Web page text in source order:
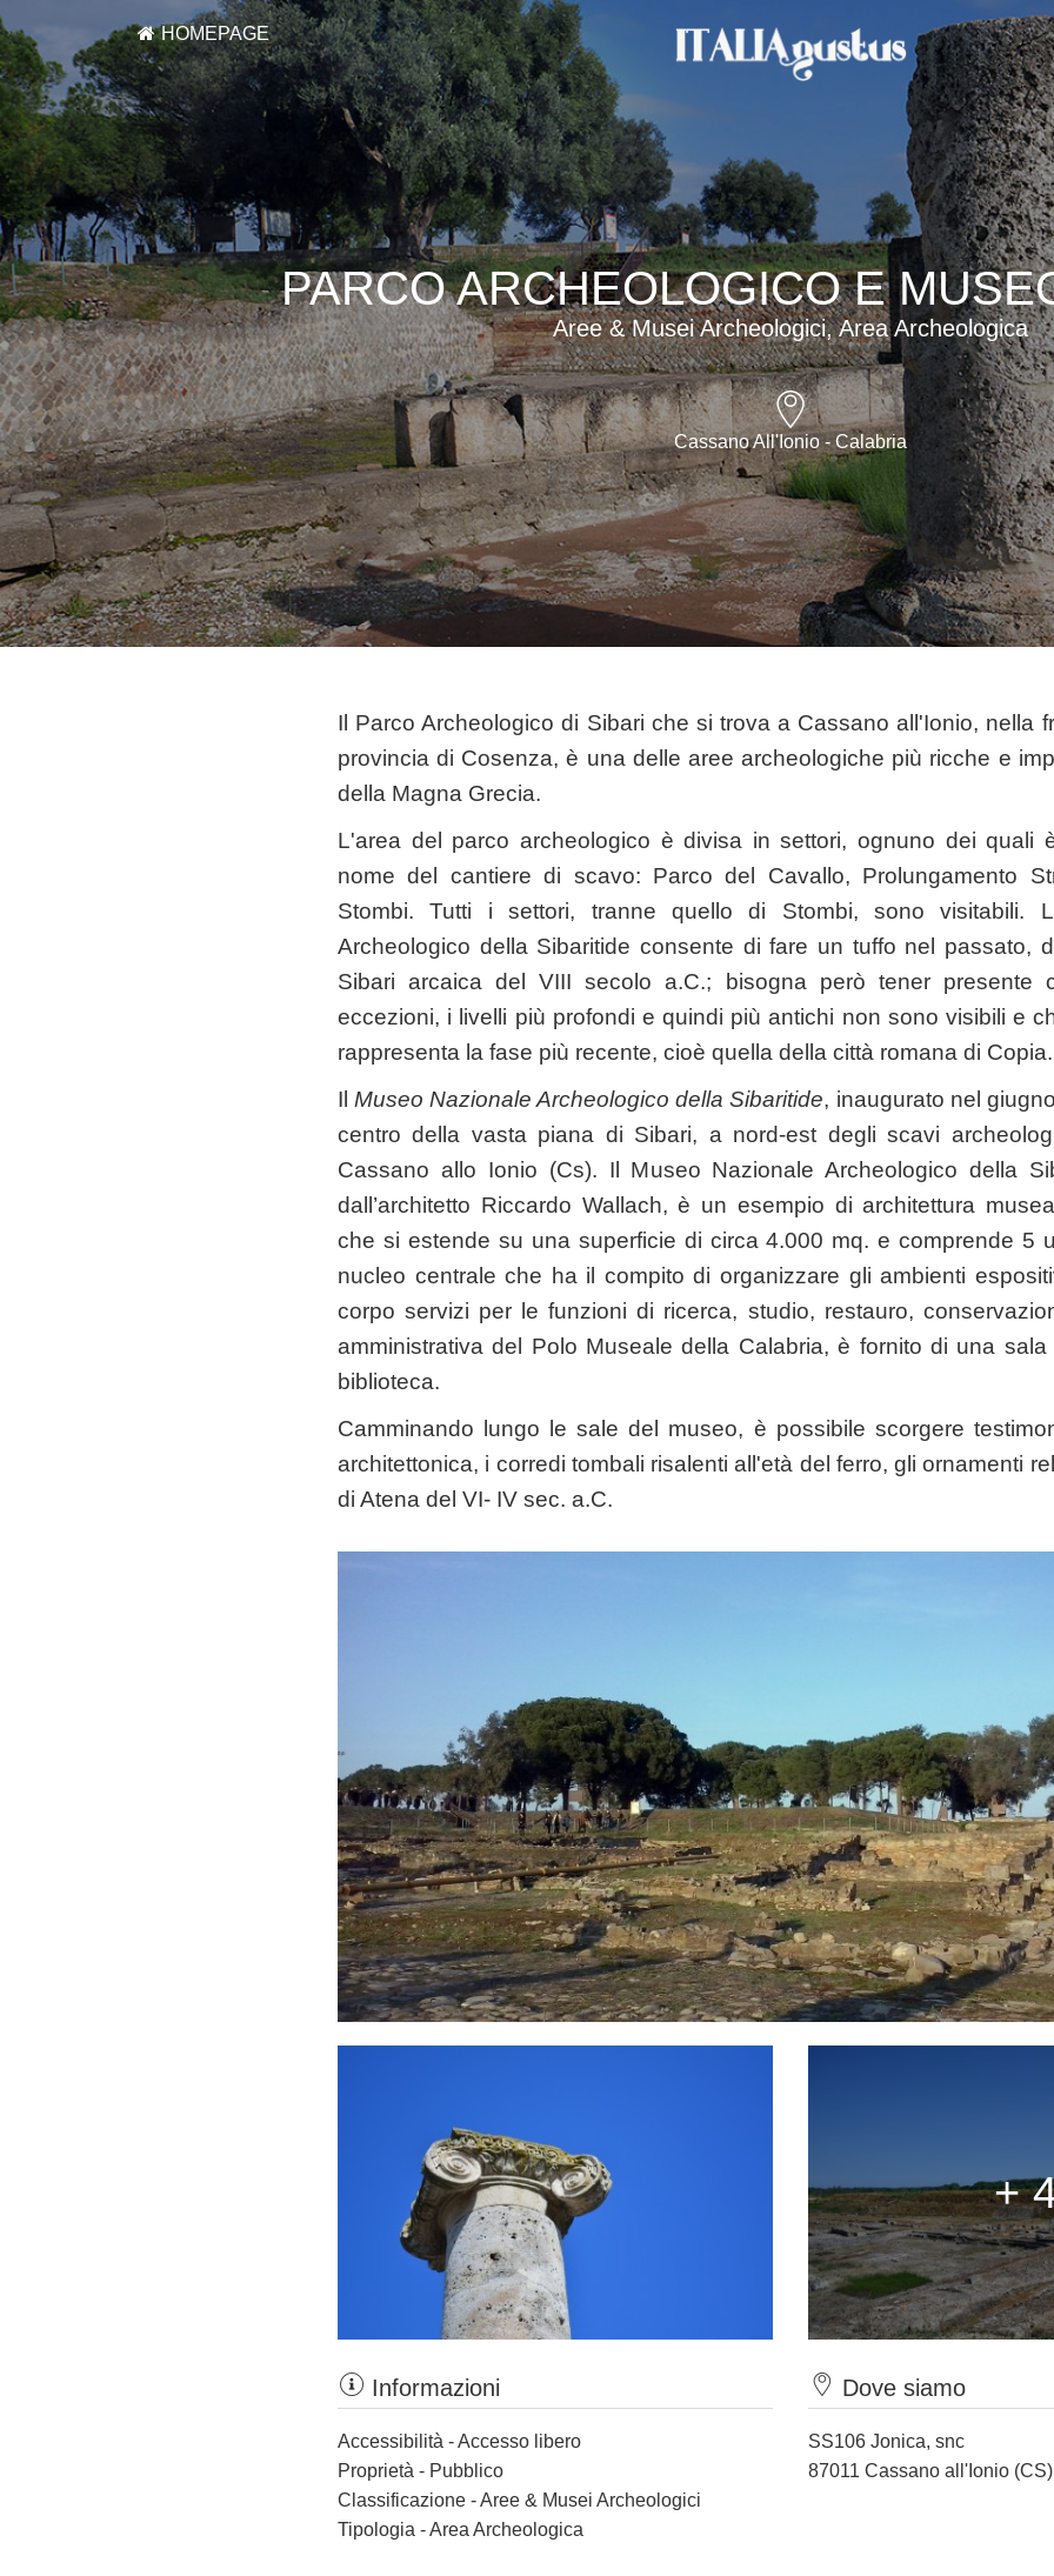
HOMEPAGE
PARCO ARCHEOLOGICO E
Aree & Musei Archeologici, Area Archeologica
Cassano All'Ionio - Calabria
Il Parco Archeologico di Sibari che si trova a Cassano all'Ionio, nella
provincia di Cosenza, è una delle aree archeologiche più ricche e
della Magna Grecia.
L'area del parco archeologico è divisa in settori, ognuno dei quali
nome del cantiere di scavo: Parco del Cavallo, Prolungamento
Stombi. Tutti i settori, tranne quello di Stombi, sono visitabili.
Archeologico della Sibaritide consente di fare un tuffo nel passato,
Sibari arcaica del VIII secolo a.C.; bisogna però tener presente
eccezioni, i livelli più profondi e quindi più antichi non sono visibili e
rappresenta la fase più recente, cioè quella della città romana di Copia.
IlMuseo Nazionale Archeologico della Sibaritide, inaugurato nel
centro della vasta piana di Sibari, a nord-est degli scavi
Cassano allo Ionio (Cs). Il Museo Nazionale Archeologico della
dall’architetto Riccardo Wallach, è un esempio di architettura
che si estende su una superficie di circa 4.000 mq. e comprende 5
nucleo centrale che ha il compito di organizzare gli ambienti
corpo servizi per le funzioni di ricerca, studio, restauro,
amministrativa del Polo Museale della Calabria, è fornito di una
biblioteca.
Camminando lungo le sale del museo, è possibile scorgere
architettonica, i corredi tombali risalenti all'età del ferro, gli ornamenti
di Atena del VI- IV sec. a.C.
+
Informazioni
Accessibilità - Accesso libero
Proprietà - Pubblico
Classificazione - Aree & Musei Archeologici
Tipologia - Area Archeologica
Dove siamo
SS106 Jonica, snc
87011 Cassano all'Ionio (CS)